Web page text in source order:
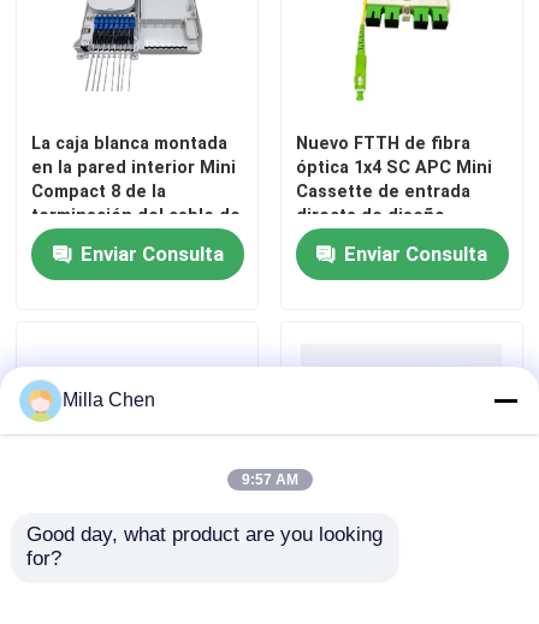
La caja blanca montada
en la pared interior Mini
Compact 8 de la
terminación del cable de
fribra óptica de IP54
FTTH quita el corazón al
Enviar Consulta
Nuevo FTTH de fibra
óptica 1x4 SC APC Mini
Cassette de entrada
directa de diseño
exclusivo LGX PLC
Splitter para Rusia
Enviar Consulta
Módulo transceptor
Milla Chen
9:57 AM
Good day, what product are you looking
for?